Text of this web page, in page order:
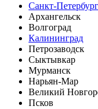
Санкт-Петербург
Архангельск
Волгоград
Калининград
Петрозаводск
Сыктывкар
Мурманск
Нарьян-Мар
Великий
Псков